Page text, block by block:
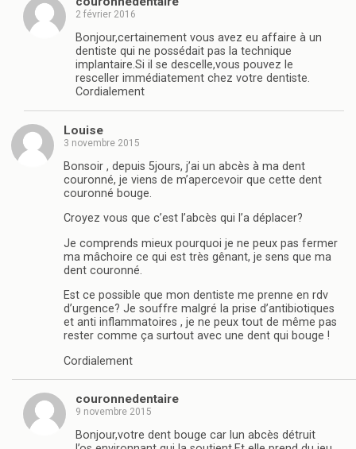
2 février 2016
Bonjour,certainement vous avez eu affaire à un
dentiste qui ne possédait pas la technique
implantaire.Si il se descelle,vous pouvez le
resceller immédiatement chez votre dentiste.
Cordialement
Louise
3 novembre 2015
Bonsoir , depuis 5jours, j’ai un abcès à ma dent
couronné, je viens de m’apercevoir que cette dent
couronné bouge.
Croyez vous que c’est l’abcès qui l’a déplacer?
Je comprends mieux pourquoi je ne peux pas fermer
ma mâchoire ce qui est très gênant, je sens que ma
dent couronné.
Est ce possible que mon dentiste me prenne en rdv
d’urgence? Je souffre malgré la prise d’antibiotiques
et anti inflammatoires , je ne peux tout de même pas
rester comme ça surtout avec une dent qui bouge !
Cordialement
couronnedentaire
9 novembre 2015
Bonjour,votre dent bouge car lun abcès détruit